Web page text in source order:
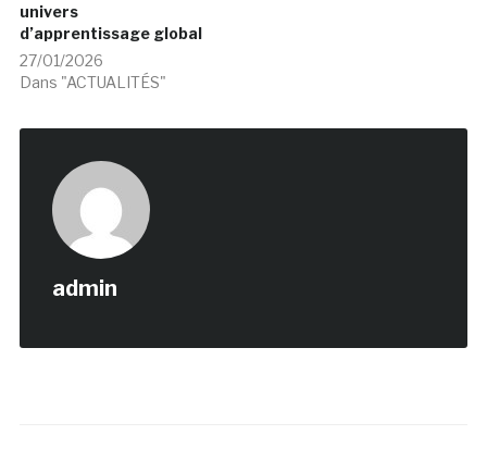
univers
d’apprentissage global
27/01/2026
Dans "ACTUALITÉS"
admin